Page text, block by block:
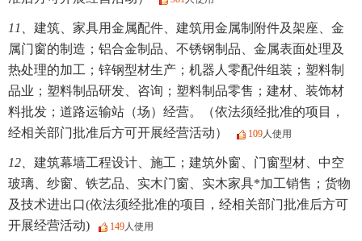
11、 建筑、家具用金属配件、建筑用金属制附件及架座、金
属门窗的制造；铝合金制品、不锈钢制品、金属表面处理及
热处理的加工；锌钢型材生产；机器人零配件组装；塑料制
品业；塑料制品研发、咨询；塑料制品零售；建材、装饰材
料批发；道路运输站（场）经营。（依法须经批准的项目，
经相关部门批准后方可开展经营活动）
109人使用
12、 建筑幕墙工程设计、施工；建筑外窗、门窗型材、中空
玻璃、纱窗、铁艺品、实木门窗、实木家具*加工销售；货物
及技术进出口(依法须经批准的项目，经相关部门批准后方可
开展经营活动)
149人使用